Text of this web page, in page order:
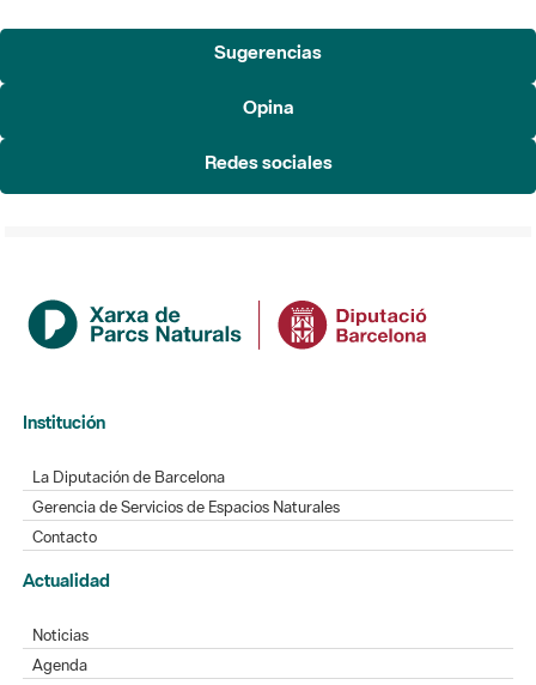
Sugerencias
Opina
Redes sociales
Institución
La Diputación de Barcelona
Gerencia de Servicios de Espacios Naturales
Contacto
Actualidad
Noticias
Agenda